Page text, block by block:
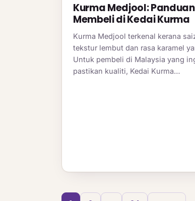
Kurma Medjool: Panduan
Membeli di Kedai Kurma
Kurma Medjool terkenal kerana
tekstur lembut dan rasa karamel
Untuk pembeli di Malaysia yang
pastikan kualiti, Kedai Kurma…